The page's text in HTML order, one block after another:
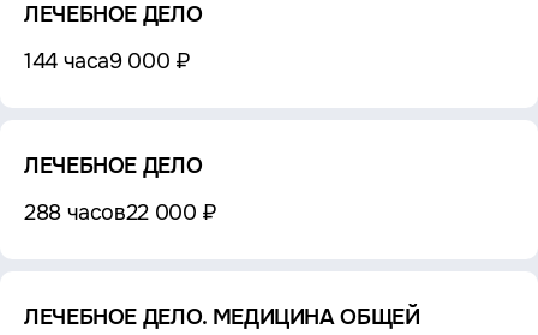
ЛЕЧЕБНОЕ ДЕЛО
144 часа9 000 ₽
ЛЕЧЕБНОЕ ДЕЛО
288 часов22 000 ₽
ЛЕЧЕБНОЕ ДЕЛО. МЕДИЦИНА ОБЩЕЙ